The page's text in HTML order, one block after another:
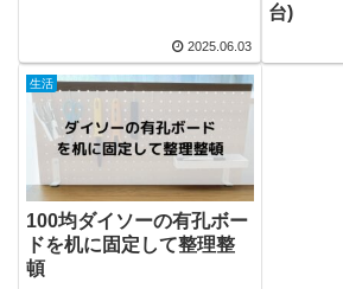
2025.06.03
台)
生活
100均ダイソーの有孔ボー
ドを机に固定して整理整
頓